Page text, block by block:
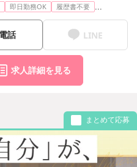
即日勤務OK 履歴書不要 ...
電話 LINE
求人詳細を見る
まとめて応募